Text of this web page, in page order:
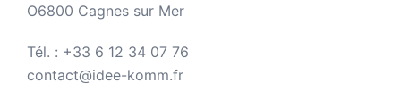
O6800 Cagnes sur Mer
Tél. : +33 6 12 34 07 76
contact@idee-komm.fr